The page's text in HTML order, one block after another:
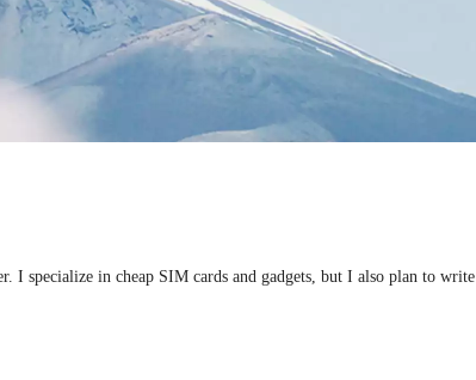
I specialize in cheap SIM cards and gadgets, but I also plan to write